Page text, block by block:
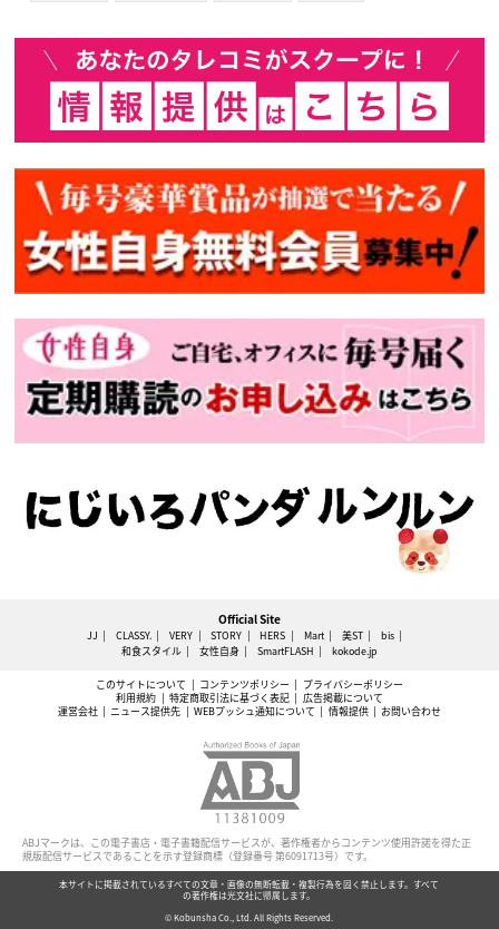
Official Site
JJ CLASSY. VERY STORY HERS Mart 美ST
bis
和食スタイル
女性自身 SmartFLASH kokode.jp
このサイトについて コンテンツポリシー
プライバシーポリシー
利用規約
特定商取引法に基づく表記
広告掲載について
運営会社
ニュース提供先 WEBプッシュ通知について 情報提供 お問い合わせ
ABJマークは、この電子書店・電子書籍配信サービスが、著作権者からコンテンツ使用許諾を得た正
規版配信サービスであることを示す登録商標（登録番号 第6091713号）です。
本サイトに掲載されているすべての文章・画像の無断転載・複製行為を固く禁止します。すべて
の著作権は光文社に帰属します。
© Kobunsha Co., Ltd. All Rights Reserved.